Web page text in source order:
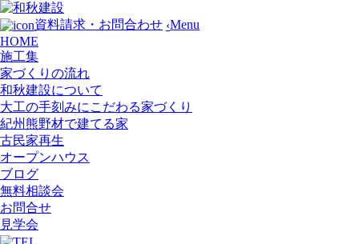
資料請求・お問合わせ ‹Menu
HOME
施工集
家づくりの流れ
和秋建設について
大工の手刻みにこだわる家づくり
紀州熊野材で建てる家
古民家再生
オープンハウス
ブログ
無料相談会
お問合せ
見学会